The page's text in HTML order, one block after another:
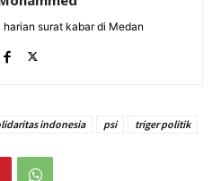
surat kabar di Medan
indonesia psi triger politik